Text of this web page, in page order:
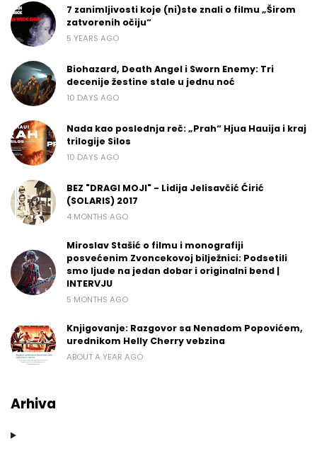
7 zanimljivosti koje (ni)ste znali o filmu „Širom
zatvorenih očiju“
5 YEARS AGO
Biohazard, Death Angel i Sworn Enemy: Tri
decenije žestine stale u jednu noć
10 DAYS AGO
Nada kao poslednja reč: „Prah“ Hjua Hauija i kraj
trilogije Silos
10 DAYS AGO
BEZ "DRAGI MOJI" - Lidija Jelisavčić Ćirić
(SOLARIS) 2017
4 MONTHS AGO
Miroslav Stašić o filmu i monografiji
posvećenim Zvoncekovoj bilježnici: Podsetili
smo ljude na jedan dobar i originalni bend |
INTERVJU
5 MONTHS AGO
Knjigovanje: Razgovor sa Nenadom Popovićem,
urednikom Helly Cherry vebzina
ABOUT A YEAR AGO
Arhiva